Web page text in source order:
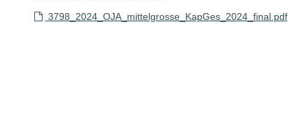
3798_2024_OJA_mittelgrosse_KapGes_2024_final.pdf